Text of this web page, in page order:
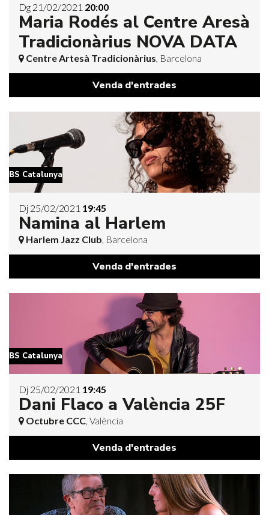
Dg 21/02/2021 20:00
Maria Rodés al Centre Aresà
Tradicionàrius NOVA DATA
Centre Artesà Tradicionàrius, Barcelona
Venda d'entrades
BS Catalunya
Dj 25/02/2021 19:45
Namina al Harlem
Harlem Jazz Club, Barcelona
Venda d'entrades
BS Catalunya
Dj 25/02/2021 19:45
Dani Flaco a València 25F
Octubre CCC, València
Venda d'entrades